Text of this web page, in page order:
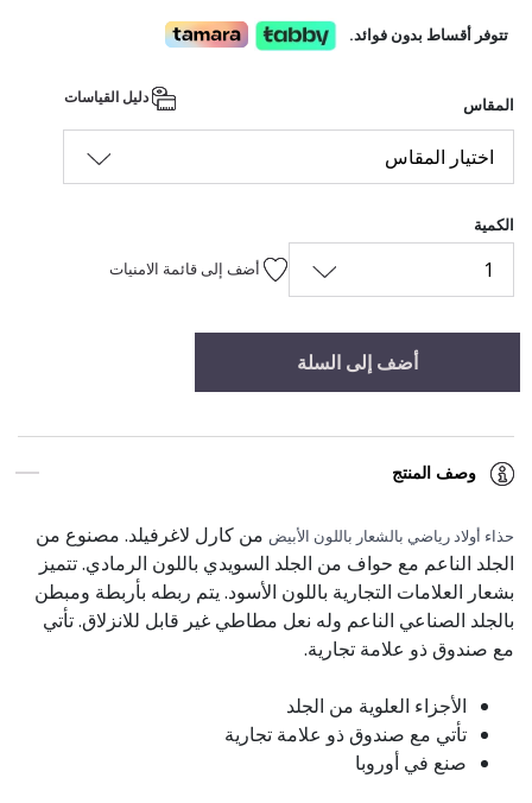
تتوفر أقساط بدون فوائد.
المقاس
اختيار المقاس
الكمية
1 أضف إلى قائمة الامنيات
أضف إلى السلة
وصف المنتج
حذاء أولاد رياضي بالشعار باللون الأبيض من كارل لاغرفيلد. مصنوع من
الجلد الناعم مع حواف من الجلد السويدي باللون الرمادي. تتميز
بشعار العلامات التجارية باللون الأسود. يتم ربطه بأربطة ومبطن
بالجلد الصناعي الناعم وله نعل مطاطي غير قابل للانزلاق. تأتي
مع صندوق ذو علامة تجارية.
الأجزاء العلوية من الجلد
تأتي مع صندوق ذو علامة تجارية
صنع في أوروبا